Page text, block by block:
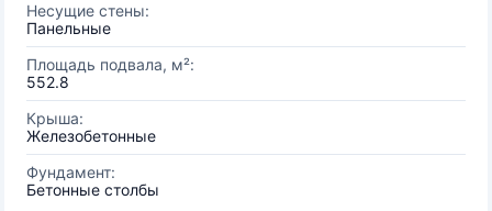
Несущие стены:
Панельные
Площадь подвала, м²:
552.8
Крыша:
Железобетонные
Фундамент:
Бетонные столбы